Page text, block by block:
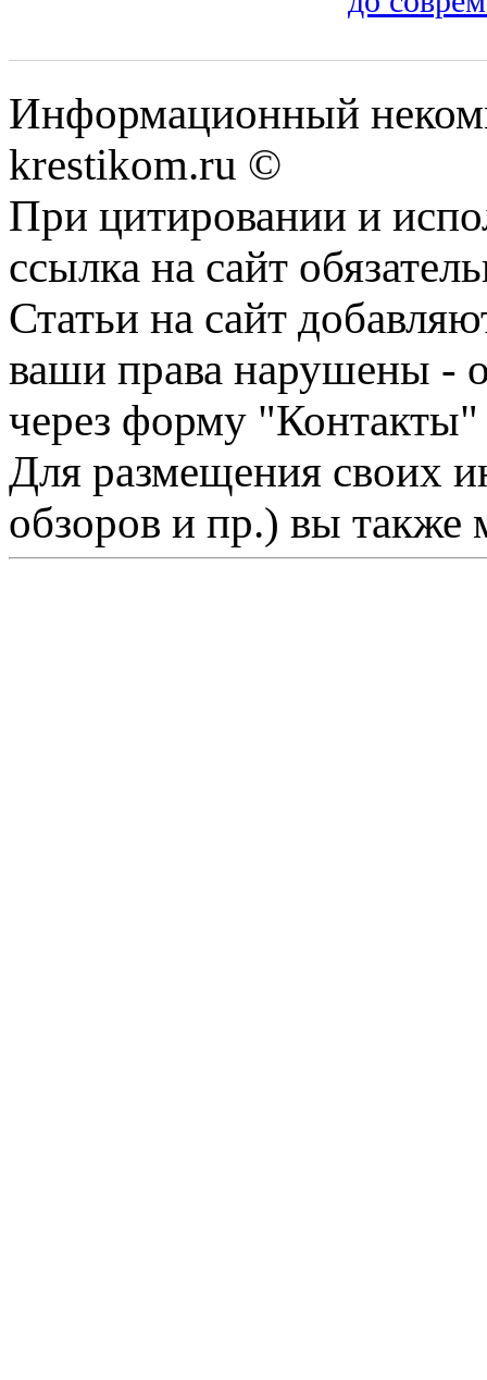
Информационный
krestikom.ru ©
При цитировании и
ссылка на сайт
Статьи на сайт
ваши права нарушены -
через форму "Контакты"
Для размещения своих
обзоров и пр.) вы также